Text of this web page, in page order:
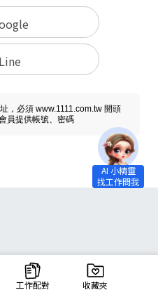
Line
，必須 www.1111.com.tw 開頭
員提供帳號、密碼
工作配對 收藏夾